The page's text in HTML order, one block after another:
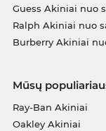
Guess Akiniai nuo
Ralph Akiniai nuo
Burberry Akiniai
Mūsų
Ray-Ban Akiniai
Oakley Akiniai